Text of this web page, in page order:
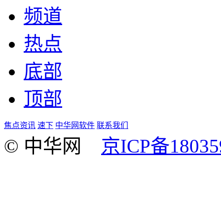
频道
热点
底部
顶部
焦点资讯 速下 中华网软件 联系我们
© 中华网 京ICP备